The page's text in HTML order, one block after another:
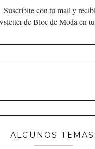
Suscribite con tu mail y
de Bloc de Moda en
ALGUNOS TEMAS: